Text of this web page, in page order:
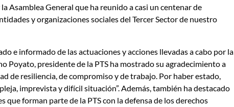
Asamblea General que ha reunido a casi un centenar de
y organizaciones sociales del Tercer Sector de nuestro
e informado de las actuaciones y acciones llevadas a cabo por la
Poyato, presidente de la PTS ha mostrado su agradecimiento a
de resiliencia, de compromiso y de trabajo. Por haber estado,
imprevista y difícil situación”. Además, también ha destacado
que forman parte de la PTS con la defensa de los derechos